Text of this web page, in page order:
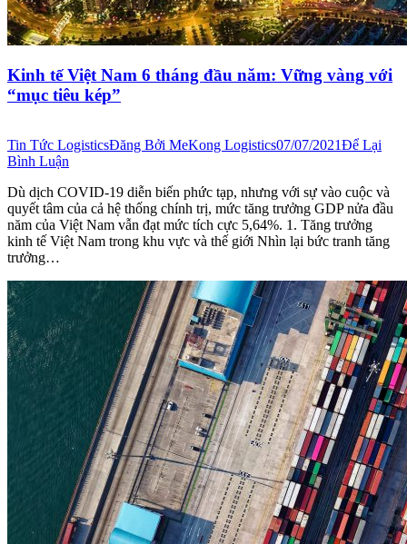
Kinh tế Việt Nam 6 tháng đầu năm: Vững vàng với
“mục tiêu kép”
Tin Tức LogisticsĐăng Bởi MeKong Logistics07/07/2021Để Lại
Bình Luận
Dù dịch COVID-19 diễn biến phức tạp, nhưng với sự vào cuộc và
quyết tâm của cả hệ thống chính trị, mức tăng trưởng GDP nửa đầu
năm của Việt Nam vẫn đạt mức tích cực 5,64%. 1. Tăng trưởng
kinh tế Việt Nam trong khu vực và thế giới Nhìn lại bức tranh tăng
trưởng…